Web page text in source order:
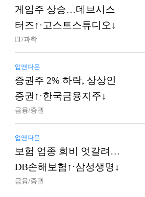
게임주 상승…데브시스
터즈↑·고스트스튜디오↓
IT/과학
업앤다운
증권주 2% 하락, 상상인
증권↑·한국금융지주↓
금융/증권
업앤다운
보험 업종 희비 엇갈려…
DB손해보험↑·삼성생명↓
금융/증권